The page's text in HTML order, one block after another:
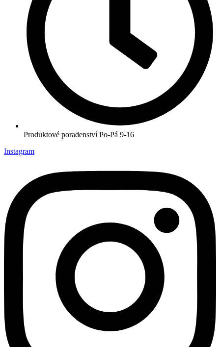
Produktové poradenství Po-Pá 9-16
Instagram